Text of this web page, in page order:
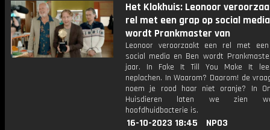
Het Klokhuis: Leonoor
rel met een grap op social
wordt Prankmaster van
Leonoor veroorzaakt een rel met
social media en Ben wordt
jaar. In Fake It Till You Make It
neplachen. In Waarom? Daarom! de
noem je rood haar niet oranje? In
Huisdieren laten we zien
hoofdhuidbacterie is.
16-10-2023 18:45
NPO3